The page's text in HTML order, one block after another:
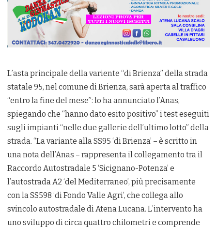
L’asta principale della variente “di Brienza” della strada
statale 95, nel comune di Brienza, sarà aperta al traffico
“entro la fine del mese”: lo ha annunciato l’Anas,
spiegando che “hanno dato esito positivo” i test eseguiti
sugli impianti “nelle due gallerie dell’ultimo lotto” della
strada. “La variante alla SS95 ‘di Brienza’ – è scritto in
una nota dell’Anas – rappresenta il collegamento tra il
Raccordo Autostradale 5 ‘Sicignano-Potenza’ e
l’autostrada A2 ‘del Mediterraneo’, più precisamente
con la SS598 ‘di Fondo Valle Agri’, che collega allo
svincolo autostradale di Atena Lucana. L’intervento ha
uno sviluppo di circa quattro chilometri e comprende